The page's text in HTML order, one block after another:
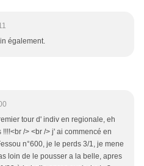
également.
tour d' indiv en regionale, eh
/> <br /> j' ai commencé en
n°600, je le perds 3/1, je mene
loin de le pousser a la belle, apres